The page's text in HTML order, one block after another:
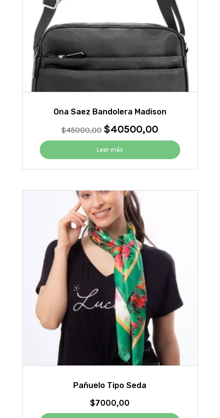
Ona Saez Bandolera Madison
$45000,00 El
precio
original
era:
$45000,00.
$40500,00El
precio
actual
es:
$40500,00.
Leer más
Pañuelo Tipo Seda
$7000,00